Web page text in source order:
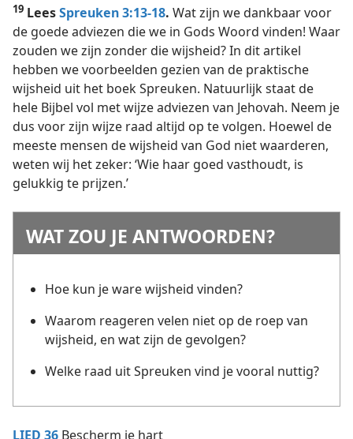
19 LeesSpreuken 3:13-18. Wat zijn we dankbaar voor
de goede adviezen die we in Gods Woord vinden! Waar
zouden we zijn zonder die wijsheid? In dit artikel
hebben we voorbeelden gezien van de praktische
wijsheid uit het boek Spreuken. Natuurlijk staat de
hele Bijbel vol met wijze adviezen van Jehovah. Neem je
dus voor zijn wijze raad altijd op te volgen. Hoewel de
meeste mensen de wijsheid van God niet waarderen,
weten wij het zeker: ‘Wie haar goed vasthoudt, is
gelukkig te prijzen.’
WAT ZOU JE ANTWOORDEN?
Hoe kun je ware wijsheid vinden?
Waarom reageren velen niet op de roep van
wijsheid, en wat zijn de gevolgen?
Welke raad uit Spreuken vind je vooral nuttig?
LIED 36 Bescherm je hart